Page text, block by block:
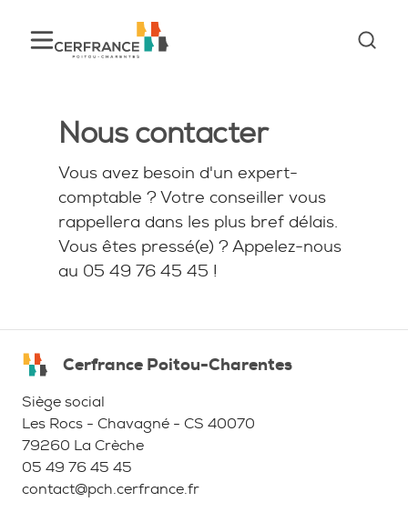
Nous contacter
Vous avez besoin d'un expert-
comptable ? Votre conseiller vous
rappellera dans les plus bref délais.
Vous êtes pressé(e) ? Appelez-nous
au 05 49 76 45 45 !
Cerfrance Poitou-Charentes
Intitulé
Siège social
Adresse
Les Rocs - Chavagné - CS 40070
79260 La Crèche
Téléphone
05 49 76 45 45
Email:
contact@pch.cerfrance.fr